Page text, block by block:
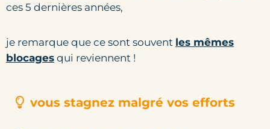
ces 5 dernières années,
je remarque que ce sont souvent les mêmes
blocages qui reviennent !
vous stagnez malgré vos efforts